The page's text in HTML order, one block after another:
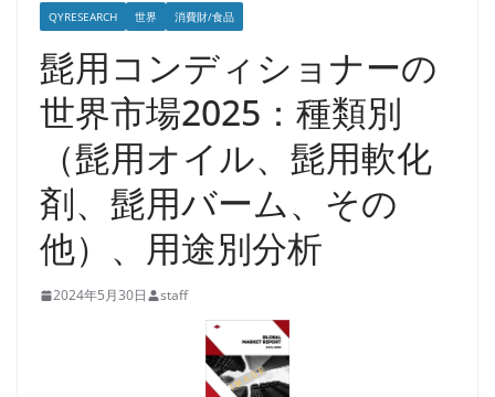
QYRESEARCH 世界 消費財/食品
髭用コンディショナーの
世界市場2025：種類別
（髭用オイル、髭用軟化
剤、髭用バーム、その
他）、用途別分析
2024年5月30日 staff